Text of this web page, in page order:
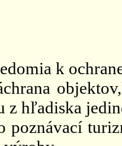
k
z hľadiska
poznávací